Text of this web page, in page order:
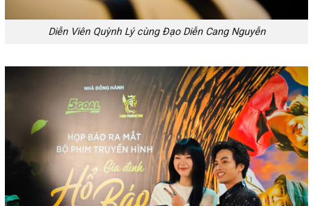
Diễn Viên Quỳnh Lý cùng Đạo Diễn Cang Nguyễn